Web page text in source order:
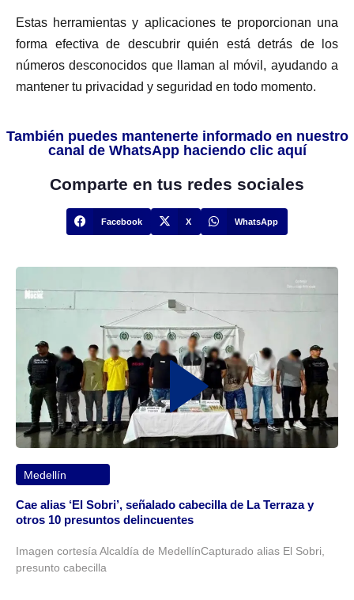
Estas herramientas y aplicaciones te proporcionan una
forma efectiva de descubrir quién está detrás de los
números desconocidos que llaman al móvil, ayudando a
mantener tu privacidad y seguridad en todo momento.
También puedes mantenerte informado en nuestro
canal de WhatsApp haciendo clic aquí
Comparte en tus redes sociales
Facebook X WhatsApp
Medellín
Cae alias ‘El Sobri’, señalado cabecilla de La Terraza y
otros 10 presuntos delincuentes
Imagen cortesía Alcaldía de MedellínCapturado alias El Sobri,
presunto cabecilla